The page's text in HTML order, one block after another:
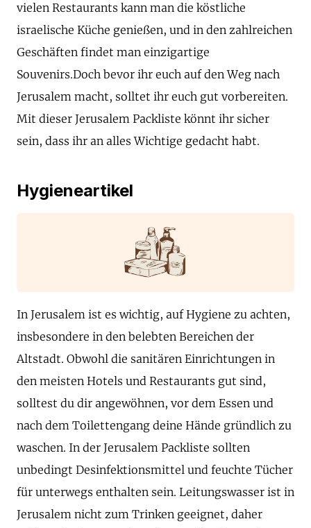
vielen Restaurants kann man die köstliche
israelische Küche genießen, und in den zahlreichen
Geschäften findet man einzigartige
Souvenirs.Doch bevor ihr euch auf den Weg nach
Jerusalem macht, solltet ihr euch gut vorbereiten.
Mit dieser Jerusalem Packliste könnt ihr sicher
sein, dass ihr an alles Wichtige gedacht habt.
Hygieneartikel
In Jerusalem ist es wichtig, auf Hygiene zu achten,
insbesondere in den belebten Bereichen der
Altstadt. Obwohl die sanitären Einrichtungen in
den meisten Hotels und Restaurants gut sind,
solltest du dir angewöhnen, vor dem Essen und
nach dem Toilettengang deine Hände gründlich zu
waschen. In der Jerusalem Packliste sollten
unbedingt Desinfektionsmittel und feuchte Tücher
für unterwegs enthalten sein. Leitungswasser ist in
Jerusalem nicht zum Trinken geeignet, daher